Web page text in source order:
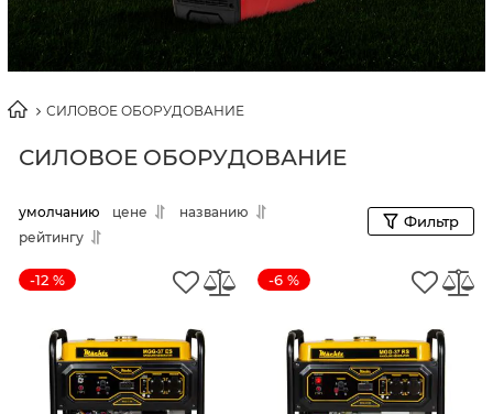
СИЛОВОЕ ОБОРУДОВАНИЕ
СИЛОВОЕ ОБОРУДОВАНИЕ
умолчанию цене
названию
рейтингу
Фильтр
-12 % -6 %